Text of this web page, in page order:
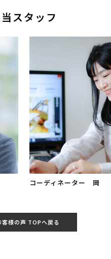
スタッフ
コーディネーター 岡
客様の声 TOPへ戻る